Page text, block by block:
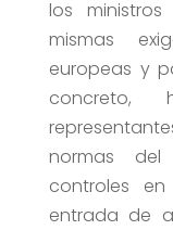
los
mismas
europeas y
normas
controles
entrada de